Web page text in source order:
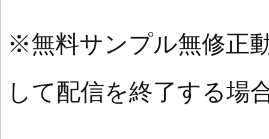
※無料サンプル無修正
して配信を終了する場